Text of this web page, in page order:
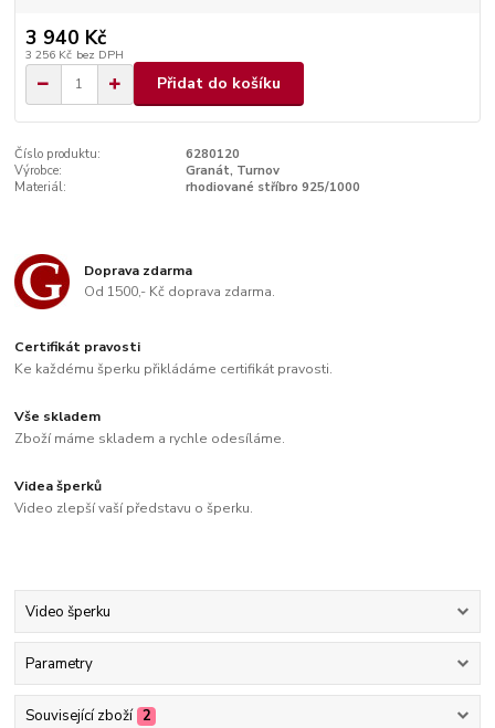
3 940 Kč
3 256 Kč bez DPH
Přidat do košíku
Číslo produktu:
6280120
Výrobce:
Granát, Turnov
Materiál:
rhodiované stříbro 925/1000
Doprava zdarma
Od 1500,- Kč doprava zdarma.
Certifikát pravosti
Ke každému šperku přikládáme certifikát pravosti.
Vše skladem
Zboží máme skladem a rychle odesíláme.
Videa šperků
Video zlepší vaší představu o šperku.
Video šperku
Parametry
Související zboží 2